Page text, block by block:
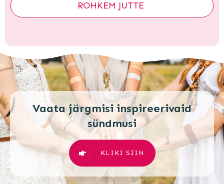
ROHKEM JUTTE
Vaata järgmisi inspireerivaid
sündmusi
KLIKI SIIN